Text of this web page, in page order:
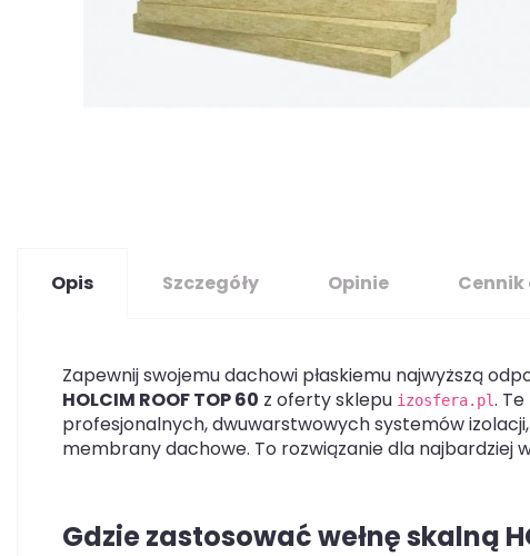
Opis Szczegóły Opinie
Zapewnij swojemu dachowi płaskiemu najwyższą
HOLCIM ROOF TOP 60 z oferty sklepu izosfera.pl.
profesjonalnych, dwuwarstwowych systemów
membrany dachowe. To rozwiązanie dla najbardziej
Gdzie zastosować wełnę skalną